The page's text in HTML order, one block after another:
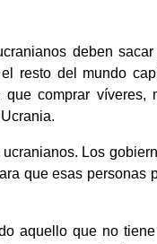
deben
resto del mundo
comprar
Los
que esas
aquello que no